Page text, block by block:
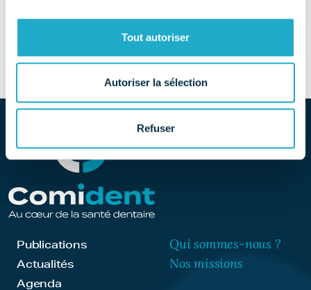
Tout autoriser
Autoriser la sélection
Refuser
Publications
Actualités
Agenda
Qui sommes-nous ?
Nos missions